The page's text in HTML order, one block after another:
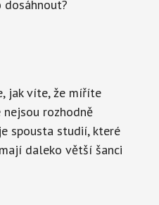
dosáhnout?
jak víte, že míříte
nejsou rozhodně
spousta studií, které
daleko větší šanci